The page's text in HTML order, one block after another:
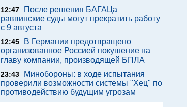
12:47
После решения БАГАЦа
раввинские суды могут прекратить работу
с 9 августа
12:45
В Германии предотвращено
организованное Россией покушение на
главу компании, производящей БПЛА
23:43
Минобороны: в ходе испытания
проверили возможности системы "Хец" по
противодействию будущим угрозам